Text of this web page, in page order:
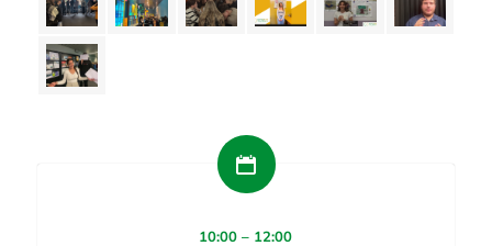
10:00 – 12:00